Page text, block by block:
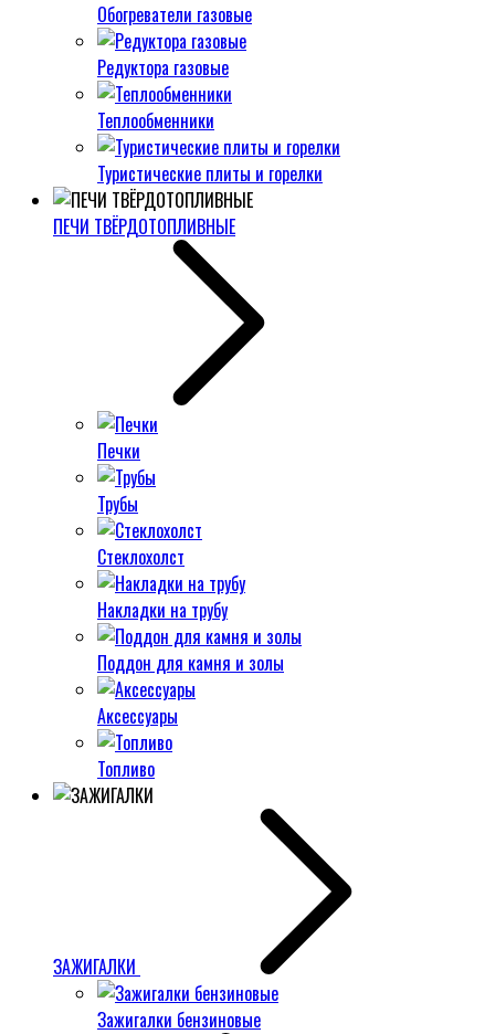
Обогреватели газовые
Редуктора газовые
Теплообменники
Туристические плиты и горелки
ПЕЧИ ТВЁРДОТОПЛИВНЫЕ
Печки
Трубы
Стеклохолст
Накладки на трубу
Поддон для камня и золы
Аксессуары
Топливо
ЗАЖИГАЛКИ
Зажигалки бензиновые